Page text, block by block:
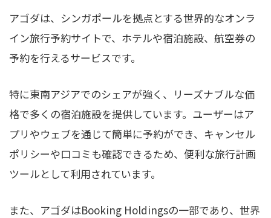
アゴダは、シンガポールを拠点とする世界的なオンラ
イン旅行予約サイトで、ホテルや宿泊施設、航空券の
予約を行えるサービスです。
特に東南アジアでのシェアが強く、リーズナブルな価
格で多くの宿泊施設を提供しています。ユーザーはア
プリやウェブを通じて簡単に予約ができ、キャンセル
ポリシーや口コミも確認できるため、便利な旅行計画
ツールとして利用されています。
また、アゴダはBooking Holdingsの一部であり、世界